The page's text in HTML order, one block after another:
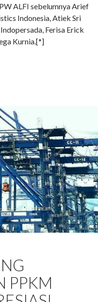
ALFI sebelumnya Arief
Indonesia, Atiek Sri
Ferisa Erick
Kurnia.[*]
PPKM